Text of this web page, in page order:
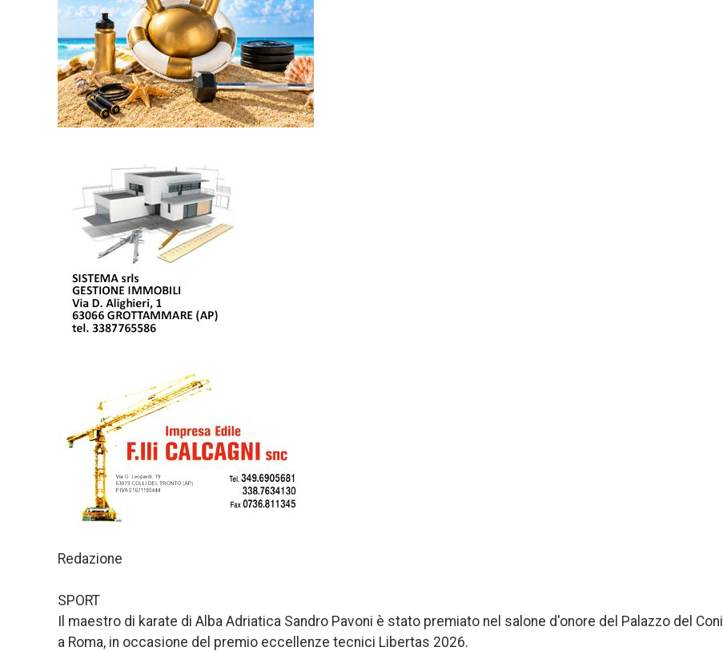
Redazione
SPORT
Il maestro di karate di Alba Adriatica Sandro Pavoni è stato premiato nel salone d'onore del Palazzo del Coni
a Roma, in occasione del premio eccellenze tecnici Libertas 2026.